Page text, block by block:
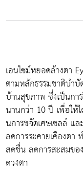
เอนไซม์หยอดล้างตา
ตามหลักธรรมชาติบำ
บ้านสุขภาพ ซึ่งเป็นกา
นานกว่า 10 ปี เพื่อให้
นการขจัดเศษเซลล์ แ
ลดการระคายเคืองตา
สดชื่น ลดการสะสมขอ
ดวงตา